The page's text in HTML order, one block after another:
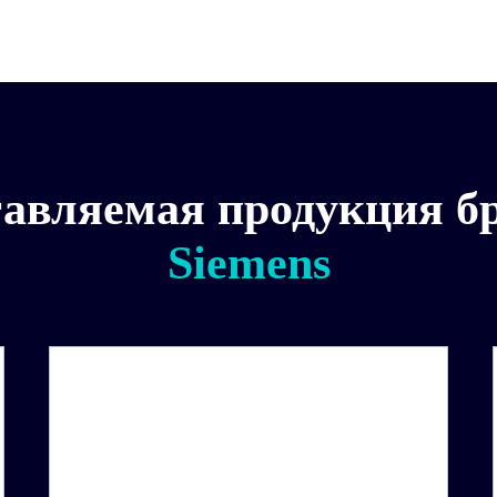
продукция
Siemens